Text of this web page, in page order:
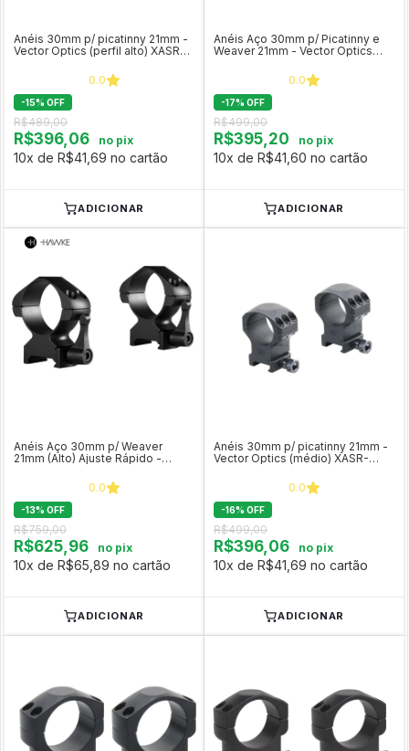
Anéis 30mm p/ picatinny 21mm -
Vector Optics (perfil alto) XASR-
0.0
-15% OFF
R$489,00
R$396,06 no pix
10x de R$41,69 no cartão
ADICIONAR
Anéis Aço 30mm p/ Picatinny e
Weaver 21mm - Vector Optics
0.0
-17% OFF
R$499,00
R$395,20 no pix
10x de R$41,60 no cartão
ADICIONAR
Anéis Aço 30mm p/ Weaver
21mm (Alto) Ajuste Rápido -
0.0
-13% OFF
R$759,00
R$625,96 no pix
10x de R$65,89 no cartão
ADICIONAR
Anéis 30mm p/ picatinny 21mm -
Vector Optics (médio) XASR-
0.0
-16% OFF
R$499,00
R$396,06 no pix
10x de R$41,69 no cartão
ADICIONAR